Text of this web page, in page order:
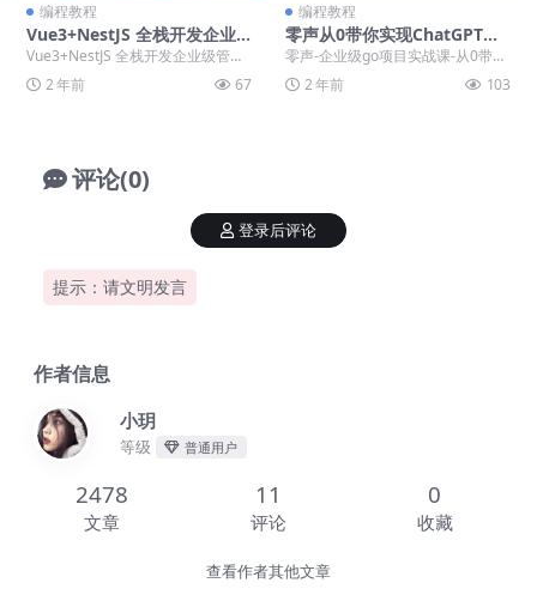
编程教程
Vue3+NestJS 全栈开发企业
级管理后台[完结]
Vue3+NestJS 全栈开发企业级管理
后台[完结] ├──00 源码 | └...
2 年前 67
编程教程
零声从0带你实现ChatGPT项
目
零声-企业级go项目实战课-从0带你
实现ChatGPT项目，65节视频 目前
只有...2 年前 103
评论(0)
提示：请文明发言
登录后评论
作者信息
小玥
等级 普通用户
2478
文章
11
评论
0
收藏
查看作者其他文章